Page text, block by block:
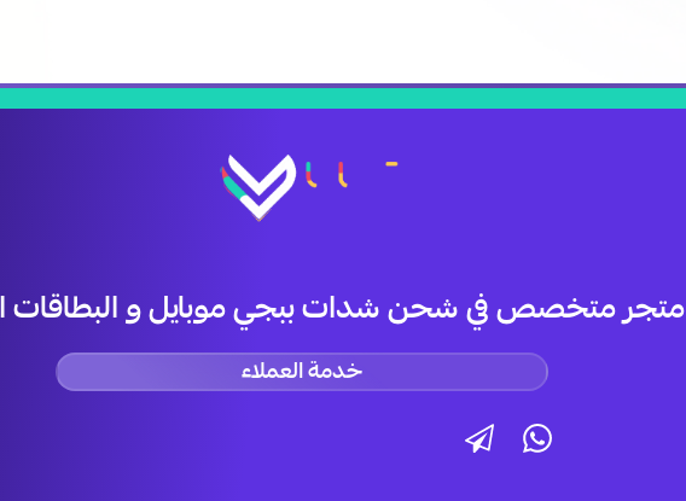
متجر متخصص في شحن شدات ببجي موبايل و البطاقات
خدمة العملاء